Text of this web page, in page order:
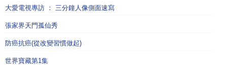
大愛電視專訪 ： 三分鐘人像側面速寫
張家界天門孤仙秀
防癌抗癌(從改變習慣做起)
世界寶藏第1集